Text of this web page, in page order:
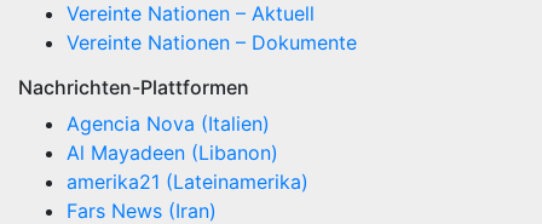
Vereinte Nationen – Aktuell
Vereinte Nationen – Dokumente
Nachrichten-Plattformen
Agencia Nova (Italien)
Al Mayadeen (Libanon)
amerika21 (Lateinamerika)
Fars News (Iran)